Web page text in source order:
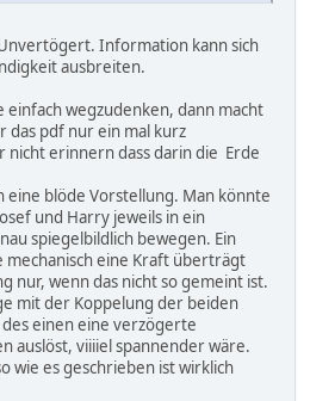
Information kann sich
ausbreiten.
einfach wegzudenken, dann macht
das pdf nur ein mal kurz
nicht erinnern dass darin die Erde
eine blöde Vorstellung. Man könnte
und Harry jeweils in ein
spiegelbildlich bewegen. Ein
mechanisch eine Kraft überträgt
nur, wenn das nicht so gemeint ist.
mit der Koppelung der beiden
einen eine verzögerte
auslöst, viiiiel spannender wäre.
wie es geschrieben ist wirklich